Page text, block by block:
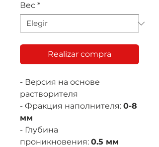
Вес *
Realizar compra
- Версия на основе
растворителя
- Фракция наполнителя: 0-8
мм
- Глубина
проникновения: 0.5 мм